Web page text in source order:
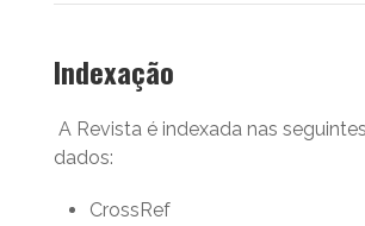
Indexação
A Revista é indexada nas
dados:
CrossRef